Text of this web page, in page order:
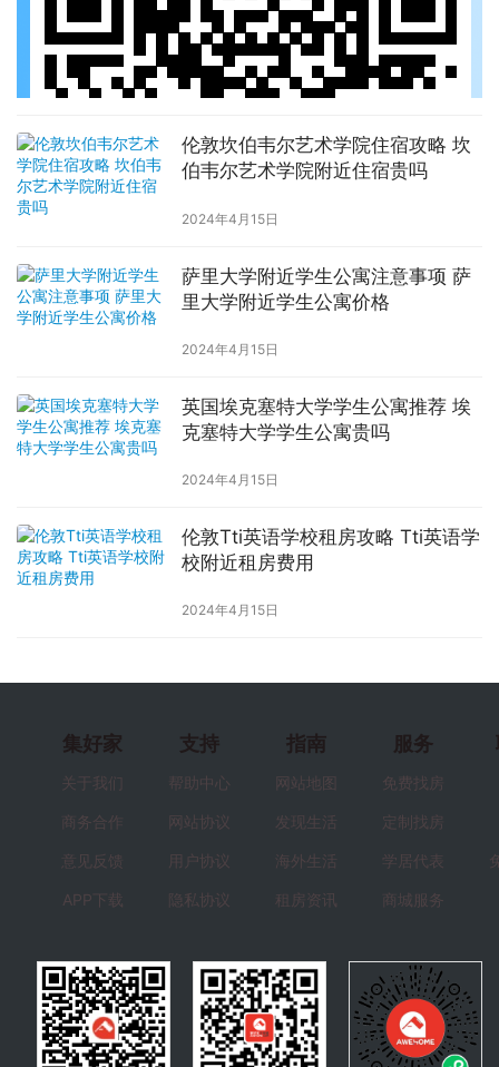
伦敦坎伯韦尔艺术学院住宿攻略 坎
伯韦尔艺术学院附近住宿贵吗
2024年4月15日
萨里大学附近学生公寓注意事项 萨
里大学附近学生公寓价格
2024年4月15日
英国埃克塞特大学学生公寓推荐 埃
克塞特大学学生公寓贵吗
2024年4月15日
伦敦Tti英语学校租房攻略 Tti英语学
校附近租房费用
2024年4月15日
集好家
关于我们
商务合作
意见反馈
APP下载
支持
帮助中心
网站协议
用户协议
隐私协议
指南
网站地图
发现生活
海外生活
租房资讯
服务
免费找房
定制找房
学居代表
商城服务